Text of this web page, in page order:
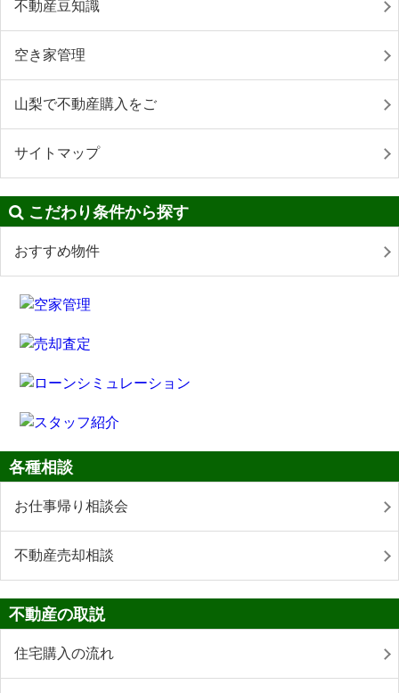
不動産豆知識
空き家管理
山梨で不動産購入をご
サイトマップ
こだわり条件から探す
おすすめ物件
各種相談
お仕事帰り相談会
不動産売却相談
不動産の取説
住宅購入の流れ